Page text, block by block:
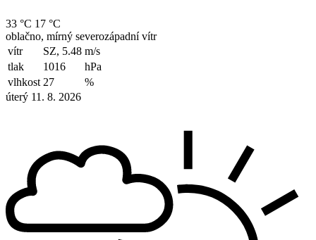
33 °C 17 °C
oblačno, mírný severozápadní vítr
vítr
SZ, 5.48 m/s
tlak
1016
hPa
vlhkost 27
%
úterý 11. 8. 2026